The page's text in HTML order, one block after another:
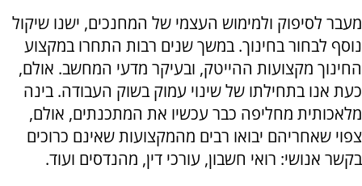
מעבר לסיפוק ולמימוש העצמי של המחנכים, ישנו שיקול
נוסף לבחור בחינוך. במשך שנים רבות התחרו במקצוע
החינוך מקצועות ההייטק, ובעיקר מדעי המחשב. אולם,
כעת אנו בתחילתו של שינוי עמוק בשוק העבודה. בינה
מלאכותית מחליפה כבר עכשיו את המתכנתים, אולם,
צפוי שאחריהם יבואו רבים מהמקצועות שאינם כרוכים
בקשר אנושי: רואי חשבון, עורכי דין, מהנדסים ועוד.